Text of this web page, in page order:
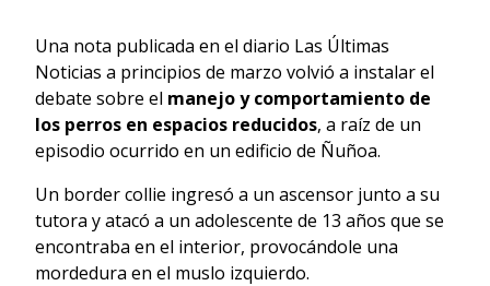
Una nota publicada en el diario Las Últimas
Noticias a principios de marzo volvió a instalar el
debate sobre el manejo y comportamiento de
los perros en espacios reducidos, a raíz de un
episodio ocurrido en un edificio de Ñuñoa.
Un border collie ingresó a un ascensor junto a su
tutora y atacó a un adolescente de 13 años que se
encontraba en el interior, provocándole una
mordedura en el muslo izquierdo.